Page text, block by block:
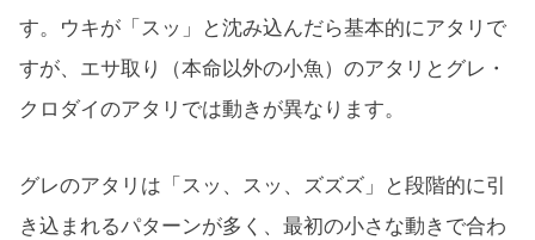
す。ウキが「スッ」と沈み込んだら基本的にアタリで
すが、エサ取り（本命以外の小魚）のアタリとグレ・
クロダイのアタリでは動きが異なります。
グレのアタリは「スッ、スッ、ズズズ」と段階的に引
き込まれるパターンが多く、最初の小さな動きで合わ